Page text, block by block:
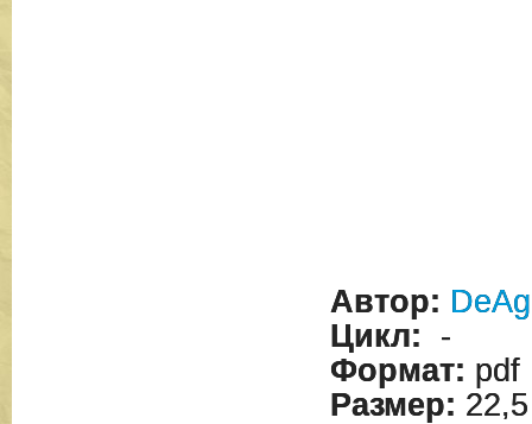
Автор:
Цикл: -
Формат: pdf
Размер: